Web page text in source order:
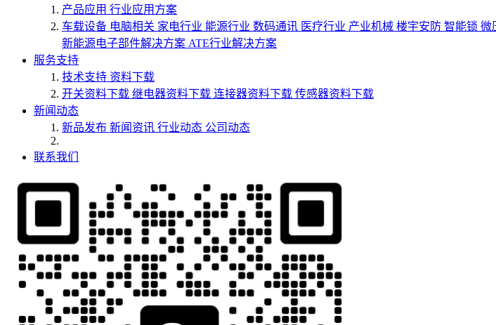
产品应用 行业应用方案
车载设备 电脑相关 家电行业 能源行业 数码通讯 医疗行业 产业机械 楼宇安防 智能锁 微
新能源电子部件解决方案 ATE行业解决方案
服务支持
技术支持 资料下载
开关资料下载 继电器资料下载 连接器资料下载 传感器资料下载
新闻动态
新品发布 新闻资讯 行业动态 公司动态
联系我们